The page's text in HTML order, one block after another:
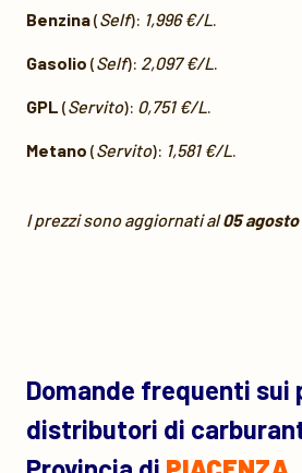
Benzina(Self): 1,996 €/L.
Gasolio (Self): 2,097 €/L.
GPL (Servito): 0,751 €/L.
Metano (Servito): 1,581 €/L.
I prezzi sono aggiornati al05
Domande frequenti sui
distributori di